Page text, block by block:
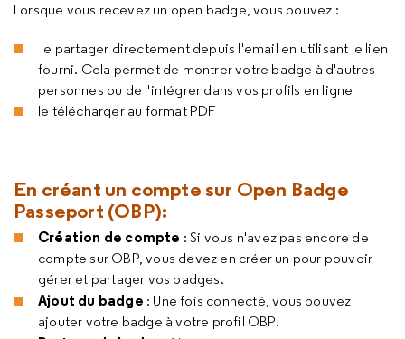
Lorsque vous recevez un open badge, vous pouvez :
le partager directement depuis l'email en utilisant le lien
fourni. Cela permet de montrer votre badge à d'autres
personnes ou de l'intégrer dans vos profils en ligne
le télécharger au format PDF
En créant un compte sur Open Badge
Passeport (OBP):
Création de compte : Si vous n'avez pas encore de
compte sur OBP, vous devez en créer un pour pouvoir
gérer et partager vos badges.
Ajout du badge : Une fois connecté, vous pouvez
ajouter votre badge à votre profil OBP.